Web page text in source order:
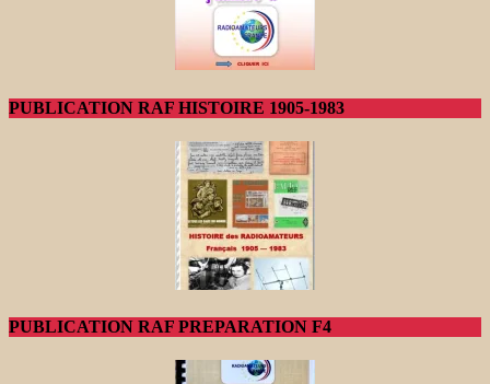
PUBLICATION RAF HISTOIRE 1905-1983
PUBLICATION RAF PREPARATION F4